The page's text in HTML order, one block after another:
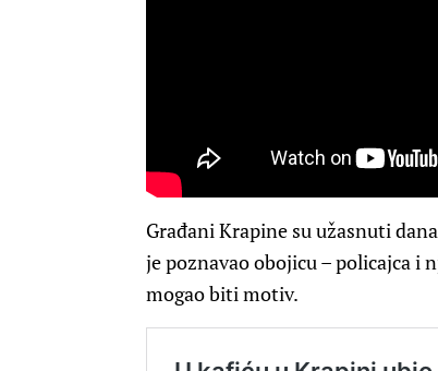
Građani Krapine su užasnuti
je poznavao obojicu – policajca i
mogao biti motiv.